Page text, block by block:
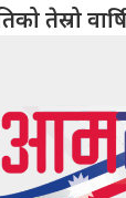
तेस्रो